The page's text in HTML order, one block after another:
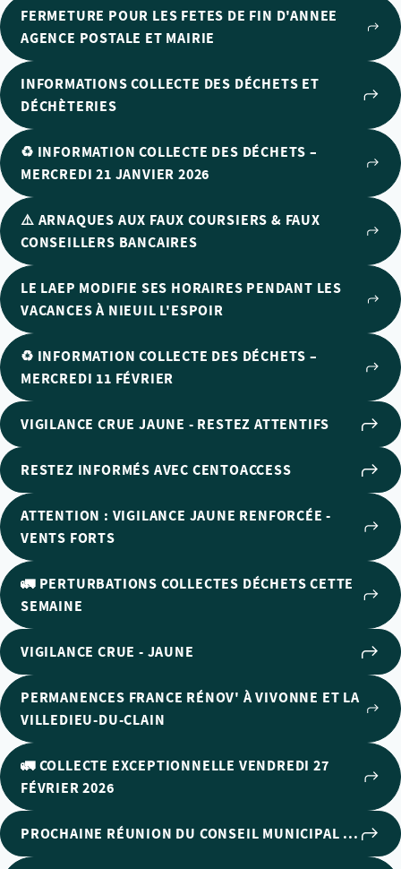
FERMETURE POUR LES FETES DE FIN D'ANNEE
AGENCE POSTALE ET MAIRIE
INFORMATIONS COLLECTE DES DÉCHETS ET
DÉCHÈTERIES
♻️ INFORMATION COLLECTE DES DÉCHETS –
MERCREDI 21 JANVIER 2026
⚠️ ARNAQUES AUX FAUX COURSIERS & FAUX
CONSEILLERS BANCAIRES
LE LAEP MODIFIE SES HORAIRES PENDANT LES
VACANCES À NIEUIL L'ESPOIR
♻️ INFORMATION COLLECTE DES DÉCHETS –
MERCREDI 11 FÉVRIER
VIGILANCE CRUE JAUNE - RESTEZ ATTENTIFS
RESTEZ INFORMÉS AVEC CENTOACCESS
ATTENTION : VIGILANCE JAUNE RENFORCÉE -
VENTS FORTS
🚛 PERTURBATIONS COLLECTES DÉCHETS CETTE
SEMAINE
VIGILANCE CRUE - JAUNE
PERMANENCES FRANCE RÉNOV' À VIVONNE ET LA
VILLEDIEU-DU-CLAIN
🚛 COLLECTE EXCEPTIONNELLE VENDREDI 27
FÉVRIER 2026
PROCHAINE RÉUNION DU CONSEIL MUNICIPAL ...